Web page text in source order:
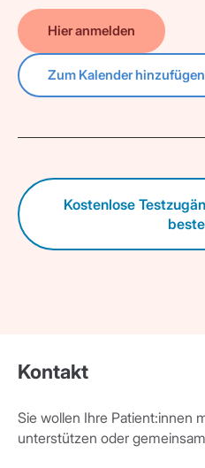
Hier anmelden
Zum Kalender hinzufügen
Kostenlose
Kontakt
Sie wollen Ihre Patient:innen
unterstützen oder